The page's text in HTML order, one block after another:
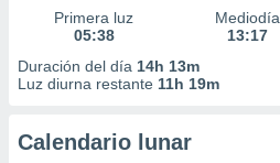
Primera luz
05:38
Mediodía
13:17
Duración del día 14h 13m
Luz diurna restante 11h 19m
Calendario lunar